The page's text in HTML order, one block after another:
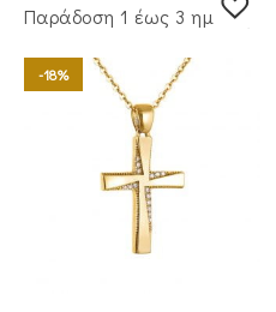
Παράδoση 1 έως 3 ημέρες
-18%